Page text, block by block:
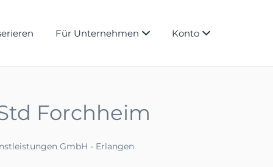
Für Unternehmen Konto
Forchheim
GmbH - Erlangen